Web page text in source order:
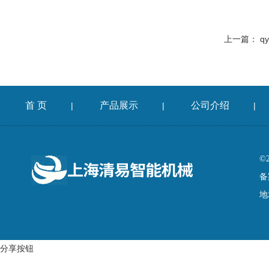
上一篇：
首 页 | 产品展示 | 公司介绍 |
备
分享按钮